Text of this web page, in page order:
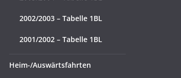
2002/2003 – Tabelle 1BL
2001/2002 – Tabelle 1BL
Heim-/Auswärtsfahrten